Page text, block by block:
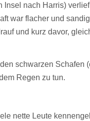
nach Harris)
war flacher und
und kurz davor,
schwarzen Schafen
Regen zu tun.
nette Leute